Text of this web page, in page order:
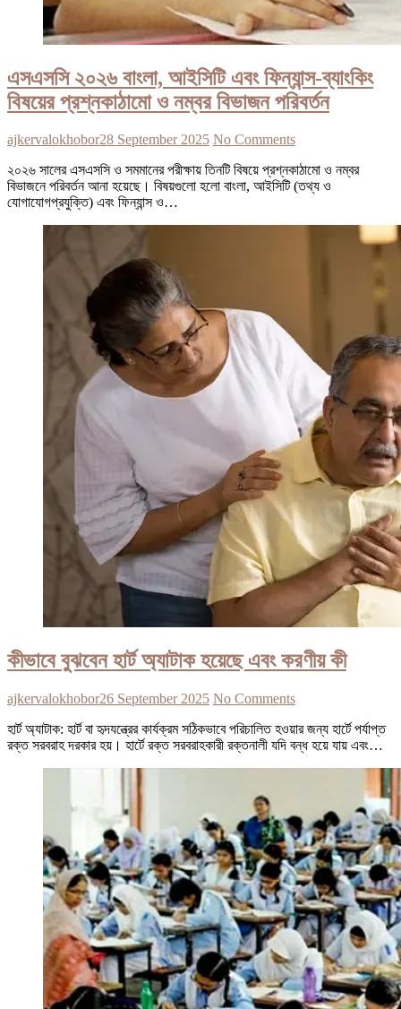
এসএসসি ২০২৬ বাংলা, আইসিটি এবং ফিন্যান্স-ব্যাংকিং
বিষয়ের প্রশ্নকাঠামো ও নম্বর বিভাজন পরিবর্তন
ajkervalokhobor28 September 2025 No Comments
২০২৬ সালের এসএসসি ও সমমানের পরীক্ষায় তিনটি বিষয়ে প্রশ্নকাঠামো ও নম্বর
বিভাজনে পরিবর্তন আনা হয়েছে। বিষয়গুলো হলো বাংলা, আইসিটি (তথ্য ও
যোগাযোগপ্রযুক্তি) এবং ফিন্যান্স ও…
কীভাবে বুঝবেন হার্ট অ্যাটাক হয়েছে এবং করণীয় কী
ajkervalokhobor26 September 2025 No Comments
হার্ট অ্যাটাক: হার্ট বা হৃদযন্ত্রের কার্যক্রম সঠিকভাবে পরিচালিত হওয়ার জন্য হার্টে পর্যাপ্ত
রক্ত সরবরাহ দরকার হয়। হার্টে রক্ত সরবরাহকারী রক্তনালী যদি বন্ধ হয়ে যায় এবং…